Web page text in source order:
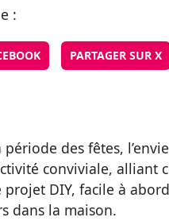
:
PARTAGER SUR X
des fêtes,
conviviale, alliant
projet DIY, facile à
dans la maison.